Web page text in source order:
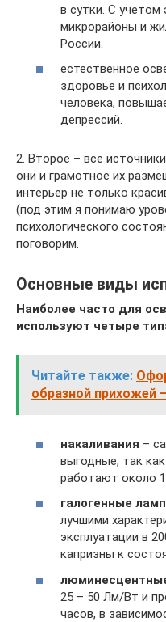
в сутки. С учетом
микрорайоны и
России.
естественное
здоровье и
человека,
депрессий.
2. Второе – все
они и грамотное их
интерьер не только
(под этим я понимаю
психологического
поговорим.
Основные виды
Наиболее часто для
используют четыре
Читайте также:
образной прихожей
накаливания –
выгодные, так
работают около
галогенные
лучшими
эксплуатации в
капризны к
25 – 50 Лм/Вт и
часов, в